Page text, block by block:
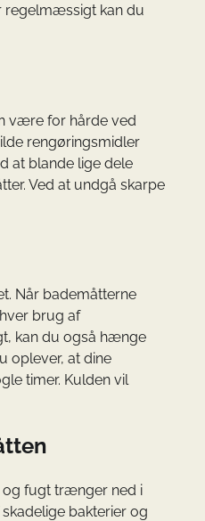
regelmæssigt kan du
være for hårde ved
rengøringsmidler
at blande lige dele
Ved at undgå skarpe
Når bademåtterne
brug af
kan du også hænge
oplever, at dine
timer. Kulden vil
og fugt trænger ned i
bakterier og